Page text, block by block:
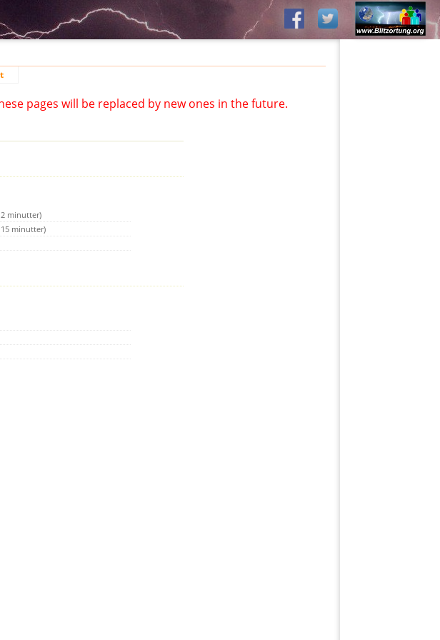
pages will be replaced by new ones in the future.
2 minutter)
15 minutter)